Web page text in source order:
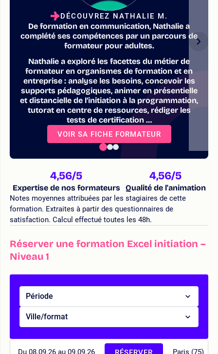
DÉCOUVREZ NATHALIE M.
De formation en communication, Nathalie a
complété ses compétences par un parcours de
formateur pour adultes.
Nathalie a exploré les facettes du métier de
formateur en organismes de formation et en
entreprise : analyse les besoins, concevoir les
supports pédagogiques, animer en présentielle
et distancielle de l’initiation à la programmation,
tutorat en centre de ressources, rédiger les
tests de certification …
VOIR SA FICHE FORMATEUR
4,56/5
Expertise de nos formateurs
4,56/5
Qualité de l'animation
Notes moyennes attribuées par les stagiaires de cette
formation. Extraites à partir des questionnaires de
satisfaction. Calcul effectué toutes les 48h.
Réserver une formation Excel initiation –
Niveau 1
Période
Ville/format
Du 08.09.26 au 09.09.26 Paris (75)
RÉSERVER